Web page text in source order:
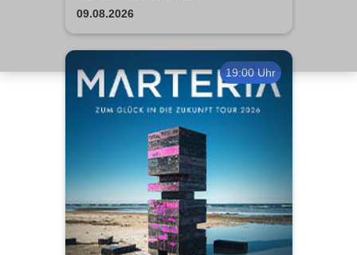
09.08.2026
19:00 Uhr